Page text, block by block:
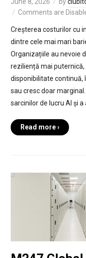
Comments are
Creșterea costurilor cu
dintre cele mai mari
Organizațiile au nevoie
reziliență mai
disponibilitate continuă,
sau cresc doar
sarcinilor de lucru AI și a
Read more ›